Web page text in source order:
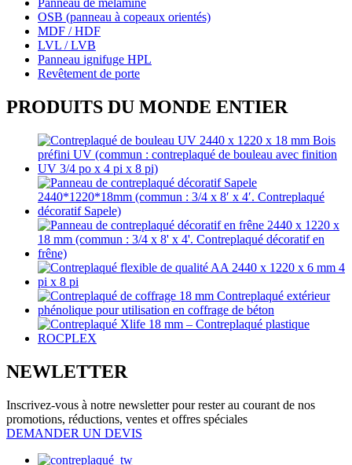
Panneau de mélamine
OSB (panneau à copeaux orientés)
MDF / HDF
LVL / LVB
Panneau ignifuge HPL
Revêtement de porte
PRODUITS DU MONDE ENTIER
NEWLETTER
Inscrivez-vous à notre newsletter pour rester au courant de nos
promotions, réductions, ventes et offres spéciales
DEMANDER UN DEVIS